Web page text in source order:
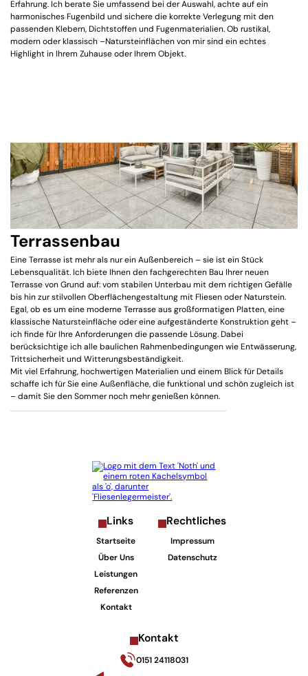
Erfahrung. Ich berate Sie umfassend bei der Auswahl, achte auf ein
harmonisches Fugenbild und sichere die korrekte Verlegung mit den
passenden Klebern, Dichtstoffen und Fugenmaterialien. Ob rustikal,
modern oder klassisch –Natursteinflächen von mir sind ein echtes
Highlight in Ihrem Zuhause oder Ihrem Objekt.
Terrassenbau
Eine Terrasse ist mehr als nur ein Außenbereich – sie ist ein Stück
Lebensqualität. Ich biete Ihnen den fachgerechten Bau Ihrer neuen
Terrasse von Grund auf: vom stabilen Unterbau mit dem richtigen Gefälle
bis hin zur stilvollen Oberflächengestaltung mit Fliesen oder Naturstein.
Egal, ob es um eine moderne Terrasse aus großformatigen Platten, eine
klassische Natursteinfläche oder eine aufgeständerte Konstruktion geht –
ich finde für Ihre Anforderungen die passende Lösung. Dabei
berücksichtige ich alle baulichen Rahmenbedingungen wie Entwässerung,
Trittsicherheit und Witterungsbeständigkeit.
Mit viel Erfahrung, hochwertigen Materialien und einem Blick für Details
schaffe ich für Sie eine Außenfläche, die funktional und schön zugleich ist
– damit Sie den Sommer noch mehr genießen können.
Links
Startseite
Über Uns
Leistungen
Referenzen
Kontakt
Rechtliches
Impressum
Datenschutz
Kontakt
0151 24118031